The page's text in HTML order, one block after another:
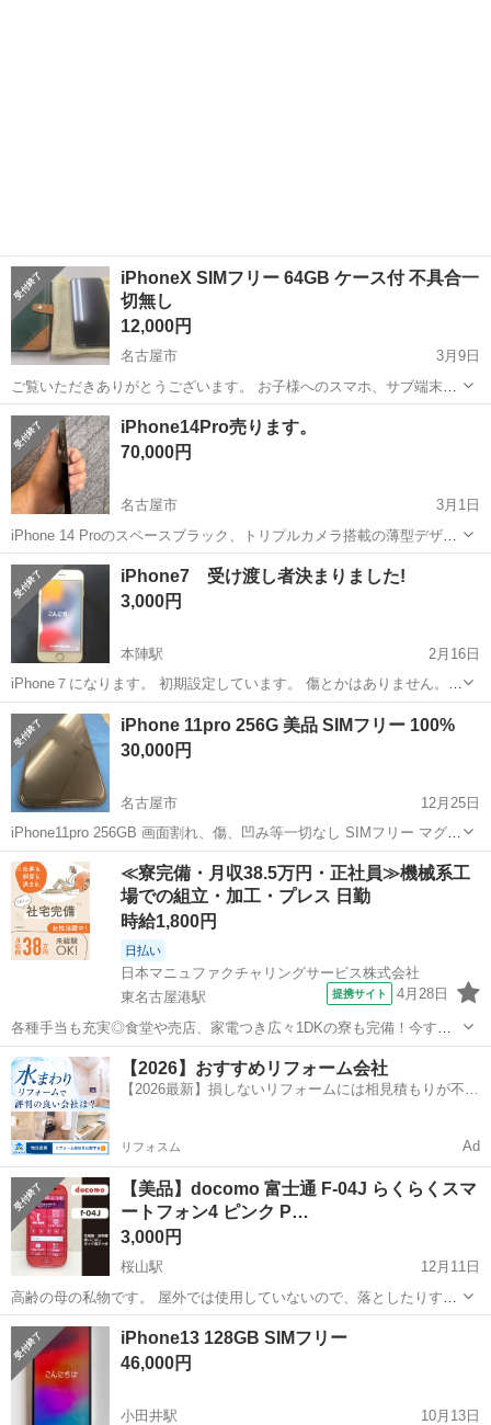
iPhoneX SIMフリー 64GB ケース付 不具合一
切無し
12,000円
名古屋市
3月9日
ご覧いただきありがとうございます。 お子様へのスマホ、サブ端末な
どに。 完全稼動品のためそのまま使用も可能です。 不具合一切無し。
・iPhoneX 64GB ・SIMフリー ・バッテリー最大容量 83% ...
愛知 名古屋市 ケース
iPhone14Pro売ります。
70,000円
名古屋市
3月1日
iPhone 14 Proのスペースブラック、トリプルカメラ搭載の薄型デザイ
ン。 - モデル: iPhone 14 Pro - カラー: スペースブラック - 状態: 未使
用の初期設定画面 - カメラ: トリプルカメラ -...
愛知 名古屋市 Pro
iPhone7 受け渡し者決まりました!
3,000円
本陣駅
2月16日
iPhone７になります。 初期設定しています。 傷とかはありません。
容量 32ＧＢ MEID 35533608867982
愛知 名古屋市 ありません
iPhone 11pro 256G 美品 SIMフリー 100%
30,000円
名古屋市
12月25日
iPhone11pro 256GB 画面割れ、傷、凹み等一切なし SIMフリー マグネ
ット式ケース付属 ガラスフィルム張替え済み ※バッテリー社外品 容
量100%表記 北区まで取りに来て頂ければ幸いです。
愛知 名古屋市 ドコモ iPhone 11
≪寮完備・月収38.5万円・正社員≫機械系工
場での組立・加工・プレス 日勤
時給1,800円
日払い
日本マニュファクチャリングサービス株式会社
東名古屋港駅
提携サイト 4月28日
各種手当も充実◎食堂や売店、家電つき広々1DKの寮も完備！今すぐ
働きたい方、航空機が好きな方大歓迎★駅から職場までは通勤しやす
い徒歩圏内♪ 人気の工場のお仕事/chu250808 航空機の製造に係る作業
（※ライン作業ではあ...
愛知 名古屋市 東名古屋港駅 その他
【2026】おすすめリフォーム会社
【2026最新】損しないリフォームには相見積もりが不可
リフォスム Ad
【美品】docomo 富士通 F-04J らくらくスマ
ートフォン4 ピンク P…
3,000円
桜山駅
12月11日
高齢の母の私物です。 屋外では使用していないので、落としたりする
こともなかったので綺麗な状態です。 最近まで問題なく使用してまし
た。 iPhoneに買い替えたため出品します。 ※アルコール消毒して発送
します ★ネットワー...
愛知 名古屋市 らくらくスマートフォン
iPhone13 128GB SIMフリー
46,000円
小田井駅 10月13日